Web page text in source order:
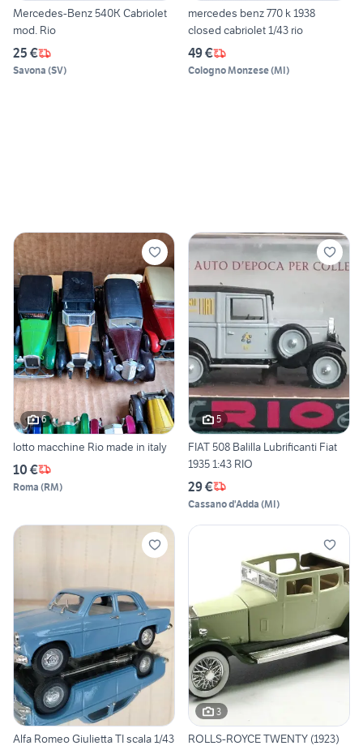
Mercedes-Benz 540K Cabriolet
mod. Rio
25 €
Savona (SV)
mercedes benz 770 k 1938
closed cabriolet 1/43 rio
49 €
Cologno Monzese(MI)
6
lotto macchine Rio made in italy
10 €
Roma (RM)
5
FIAT 508 Balilla Lubrificanti Fiat
1935 1:43 RIO
29 €
Cassano d'Adda (MI)
Alfa Romeo Giulietta TI scala 1/43
3
ROLLS-ROYCE TWENTY (1923)